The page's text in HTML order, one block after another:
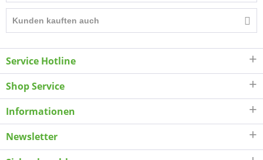
Kunden kauften auch
Service Hotline
Shop Service
Informationen
Newsletter